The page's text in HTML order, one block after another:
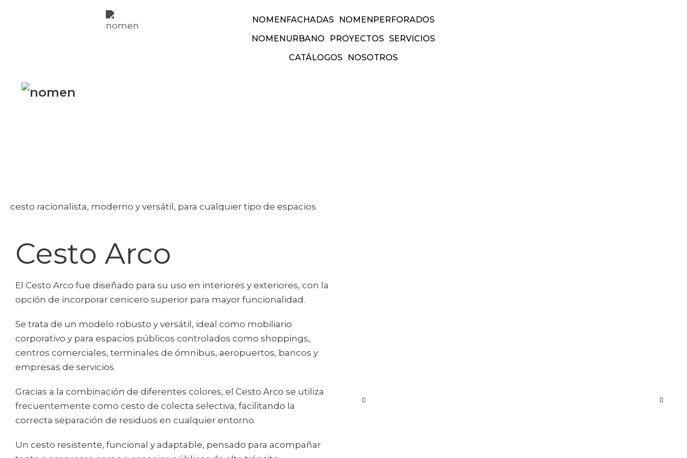
NOMENFACHADAS NOMENPERFORADOS
NOMENURBANO PROYECTOS SERVICIOS
CATÁLOGOS
NOSOTROS
cesto racionalista, moderno y versátil, para cualquier tipo de espacios
Cesto Arco
El Cesto Arco fue diseñado para su uso en interiores y exteriores, con la
opción de incorporar cenicero superior para mayor funcionalidad.
Se trata de un modelo robusto y versátil, ideal como mobiliario
corporativo y para espacios públicos controlados como shoppings,
centros comerciales, terminales de ómnibus, aeropuertos, bancos y
empresas de servicios.
Gracias a la combinación de diferentes colores, el Cesto Arco se utiliza
frecuentemente como cesto de colecta selectiva, facilitando la
correcta separación de residuos en cualquier entorno.
Un cesto resistente, funcional y adaptable, pensado para acompañar